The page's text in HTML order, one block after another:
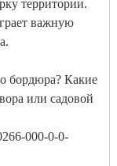
территории.
важную
бордюра? Какие
или садовой
000-0-0-